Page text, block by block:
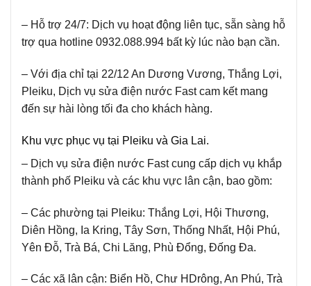
– Hỗ trợ 24/7: Dịch vụ hoạt động liên tục, sẵn sàng hỗ
trợ qua hotline 0932.088.994 bất kỳ lúc nào bạn cần.
– Với địa chỉ tại 22/12 An Dương Vương, Thắng Lợi,
Pleiku, Dịch vụ sửa điện nước Fast cam kết mang
đến sự hài lòng tối đa cho khách hàng.
Khu vực phục vụ tại Pleiku và Gia Lai.
– Dịch vụ sửa điện nước Fast cung cấp dịch vụ khắp
thành phố Pleiku và các khu vực lân cận, bao gồm:
– Các phường tại Pleiku: Thắng Lợi, Hội Thương,
Diên Hồng, Ia Kring, Tây Sơn, Thống Nhất, Hội Phú,
Yên Đỗ, Trà Bá, Chi Lăng, Phù Đổng, Đống Đa.
– Các xã lân cận: Biển Hồ, Chư HDrông, An Phú, Trà